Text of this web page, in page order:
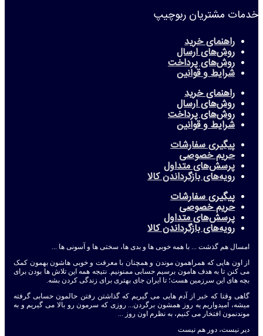
خدمات مشتریان ربوچیپ
راهنمای خرید
روش‌های ارسال
روش‌های پرداخت
شرایط و قوانین
راهنمای خرید
روش‌های ارسال
روش‌های پرداخت
شرایط و قوانین
پیگیری سفارشات
حریم خصوصی
پرسش‌های متداول
رویه‌های بازگرداندن کالا
پیگیری سفارشات
حریم خصوصی
پرسش‌های متداول
رویه‌های بازگرداندن کالا
امسال هم گذشت ... با همه خوبی ها و بدی ها، سختی ها و آسونی ها ...
از اون هایی که همراهمون موندن و همچنان با معرفت و خوبی هاشون بهمون کمک
می کنن تا به هدف هامون برسیم حسابی ممنونیم. نتیجه همه این تلاش ها بودن برای
بچه های این سرزمین هست؛ تا ایران جای بهتری برای زندگی کردن بشه.
گاهی وقتا که خبر از آدم هایی می گیریم که گذاشتن رفتن حالمون حسابی گرفته
میشه، امیدواریم یه روز همشون برگردن... روزی که سرمون رو بالا می گیریم و به
موندنمون افتخار می کنیم، به نظرم اون روز ...
دیر نیست، دور هم نیست